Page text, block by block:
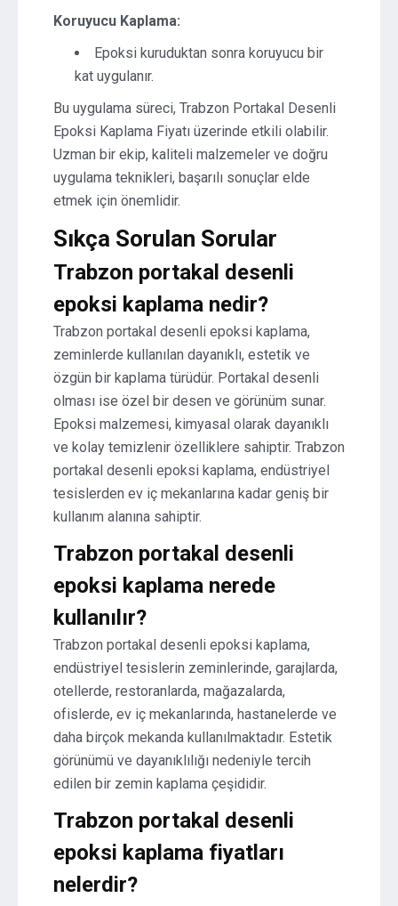
Koruyucu Kaplama:
Epoksi kuruduktan sonra koruyucu bir
kat uygulanır.
Bu uygulama süreci, Trabzon Portakal Desenli
Epoksi Kaplama Fiyatı üzerinde etkili olabilir.
Uzman bir ekip, kaliteli malzemeler ve doğru
uygulama teknikleri, başarılı sonuçlar elde
etmek için önemlidir.
Sıkça Sorulan Sorular
Trabzon portakal desenli
epoksi kaplama nedir?
Trabzon portakal desenli epoksi kaplama,
zeminlerde kullanılan dayanıklı, estetik ve
özgün bir kaplama türüdür. Portakal desenli
olması ise özel bir desen ve görünüm sunar.
Epoksi malzemesi, kimyasal olarak dayanıklı
ve kolay temizlenir özelliklere sahiptir. Trabzon
portakal desenli epoksi kaplama, endüstriyel
tesislerden ev iç mekanlarına kadar geniş bir
kullanım alanına sahiptir.
Trabzon portakal desenli
epoksi kaplama nerede
kullanılır?
Trabzon portakal desenli epoksi kaplama,
endüstriyel tesislerin zeminlerinde, garajlarda,
otellerde, restoranlarda, mağazalarda,
ofislerde, ev iç mekanlarında, hastanelerde ve
daha birçok mekanda kullanılmaktadır. Estetik
görünümü ve dayanıklılığı nedeniyle tercih
edilen bir zemin kaplama çeşididir.
Trabzon portakal desenli
epoksi kaplama fiyatları
nelerdir?